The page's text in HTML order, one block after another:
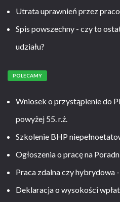
Utrata uprawnień przez
Spis powszechny - czy to
udziału?
POLECAMY
Wniosek o przystąpienie do
powyżej 55. r.ż.
Szkolenie BHP
Ogłoszenia o pracę na
Praca zdalna czy hybrydowa
Deklaracja o wysokości